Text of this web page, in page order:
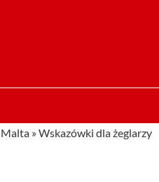
Malta »Wskazówki dla żeglarzy